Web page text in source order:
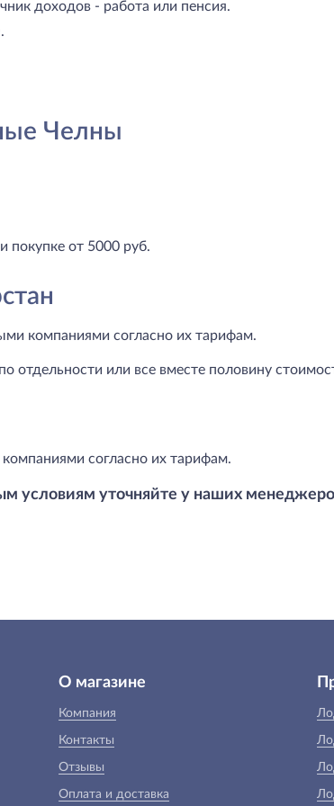
доходов - работа или пенсия.
Челны
покупке от 5000 руб.
компаниями согласно их тарифам.
или все вместе половину
согласно их тарифам.
условиям уточняйте у наших
О магазине
Компания
Контакты
Отзывы
Оплата и доставка